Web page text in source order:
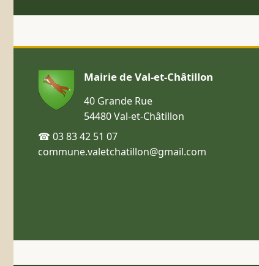
Mairie de Val-et-Châtillon
40 Grande Rue
54480 Val-et-Châtillon
☎ 03 83 42 51 07
commune.valetchatillon@gmail.com